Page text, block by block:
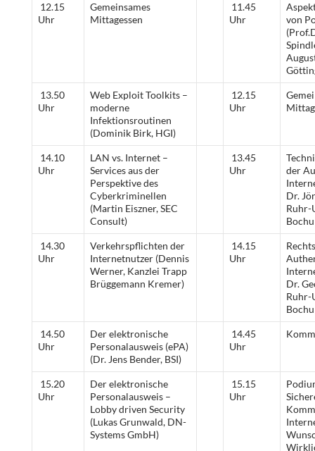
12.15
Uhr
Gemeinsames
Mittagessen
11.45
Uhr
von
13.50
Uhr
Web Exploit Toolkits –
moderne
Infektionsroutinen
(Dominik Birk, HGI)
12.15
Uhr
14.10
Uhr
LAN vs. Internet –
Services aus der
Perspektive des
Cyberkriminellen
(Martin Eiszner, SEC
Consult)
13.45
Uhr
der
Dr.
Ruhr-
14.30
Uhr
Verkehrspflichten der
Internetnutzer (Dennis
Werner, Kanzlei Trapp
Brüggemann Kremer)
14.15
Uhr
Dr.
Ruhr-
14.50
Uhr
Der elektronische
Personalausweis (ePA)
(Dr. Jens Bender, BSI)
14.45
Uhr
15.20
Uhr
Der elektronische
Personalausweis –
Lobby driven Security
(Lukas Grunwald, DN-
Systems GmbH)
15.15
Uhr